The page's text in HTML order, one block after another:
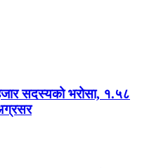
सदस्यको भरोसा, १.५८